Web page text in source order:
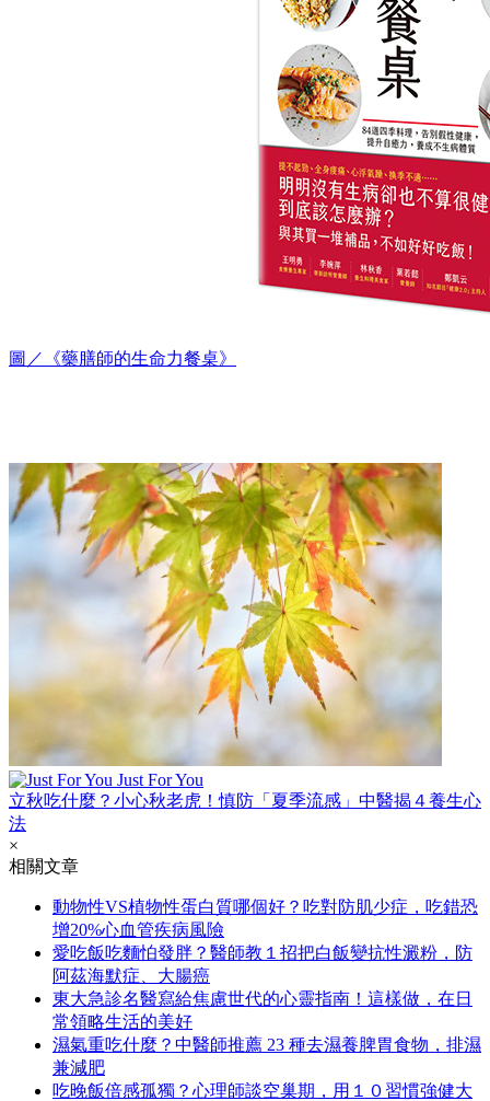
圖／《藥膳師的生命力餐桌》
Just For You
立秋吃什麼？小心秋老虎！慎防「夏季流感」中醫揭４養生心
法
×
相關文章
動物性VS植物性蛋白質哪個好？吃對防肌少症，吃錯恐
增20%心血管疾病風險
愛吃飯吃麵怕發胖？醫師教１招把白飯變抗性澱粉，防
阿茲海默症、大腸癌
東大急診名醫寫給焦慮世代的心靈指南！這樣做，在日
常領略生活的美好
濕氣重吃什麼？中醫師推薦 23 種去濕養脾胃食物，排濕
兼減肥
吃晚飯倍感孤獨？心理師談空巢期，用１０習慣強健大